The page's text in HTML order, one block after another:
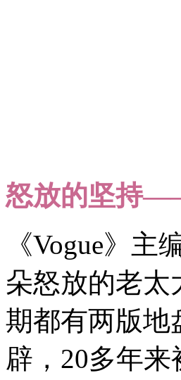
怒放的坚持
《Vogue》
朵怒放的老太
期都有两版地
辟，20多年